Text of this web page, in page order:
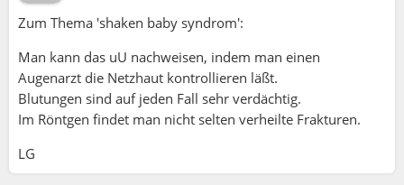
Zum Thema 'shaken baby syndrom':
Man kann das uU nachweisen, indem man einen
Augenarzt die Netzhaut kontrollieren läßt.
Blutungen sind auf jeden Fall sehr verdächtig.
Im Röntgen findet man nicht selten verheilte Frakturen.
LG